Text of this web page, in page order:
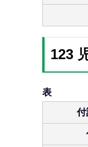
123
表
付